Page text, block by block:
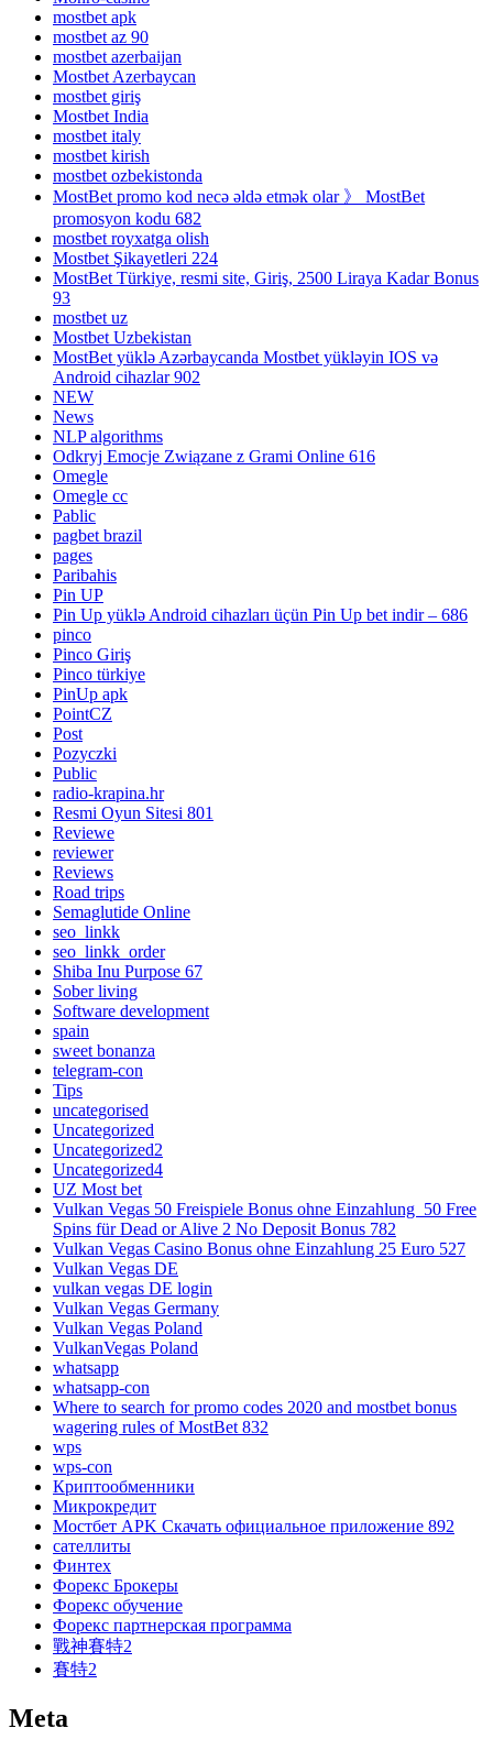
mostbet apk
mostbet az 90
mostbet azerbaijan
Mostbet Azerbaycan
mostbet giriş
Mostbet India
mostbet italy
mostbet kirish
mostbet ozbekistonda
MostBet promo kod necə əldə etmək olar 》 MostBet
promosyon kodu 682
mostbet royxatga olish
Mostbet Şikayetleri 224
MostBet Türkiye, resmi site, Giriş, 2500 Liraya Kadar Bonus
93
mostbet uz
Mostbet Uzbekistan
MostBet yüklə Azərbaycanda Mostbet yükləyin IOS və
Android cihazlar 902
NEW
News
NLP algorithms
Odkryj Emocje Związane z Grami Online 616
Omegle
Omegle cc
Pablic
pagbet brazil
pages
Paribahis
Pin UP
Pin Up yüklə Android cihazları üçün Pin Up bet indir – 686
pinco
Pinco Giriş
Pinco türkiye
PinUp apk
PointCZ
Post
Pozyczki
Public
radio-krapina.hr
Resmi Oyun Sitesi 801
Reviewe
reviewer
Reviews
Road trips
Semaglutide Online
seo_linkk
seo_linkk_order
Shiba Inu Purpose 67
Sober living
Software development
spain
sweet bonanza
telegram-con
Tips
uncategorised
Uncategorized
Uncategorized2
Uncategorized4
UZ Most bet
Vulkan Vegas 50 Freispiele Bonus ohne Einzahlung ️ 50 Free
Spins für Dead or Alive 2 No Deposit Bonus 782
Vulkan Vegas Casino Bonus ohne Einzahlung 25 Euro 527
Vulkan Vegas DE
vulkan vegas DE login
Vulkan Vegas Germany
Vulkan Vegas Poland
VulkanVegas Poland
whatsapp
whatsapp-con
Where to search for promo codes 2020 and mostbet bonus
wagering rules of MostBet 832
wps
wps-con
Криптообменники
Микрокредит
Мостбет APK Скачать официальное приложение 892
сателлиты
Финтех
Форекс Брокеры
Форекс обучение
Форекс партнерская программа
戰神賽特2
賽特2
Meta